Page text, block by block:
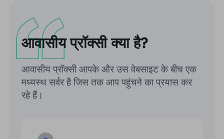
आवासीय प्रॉक्सी क्या है?
आवासीय प्रॉक्सी आपके और उस वेबसाइट के बीच एक
मध्यस्थ सर्वर है जिस तक आप पहुंचने का प्रयास कर
रहे हैं।